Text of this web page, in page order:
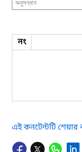
নং
এই কনটেন্টটি